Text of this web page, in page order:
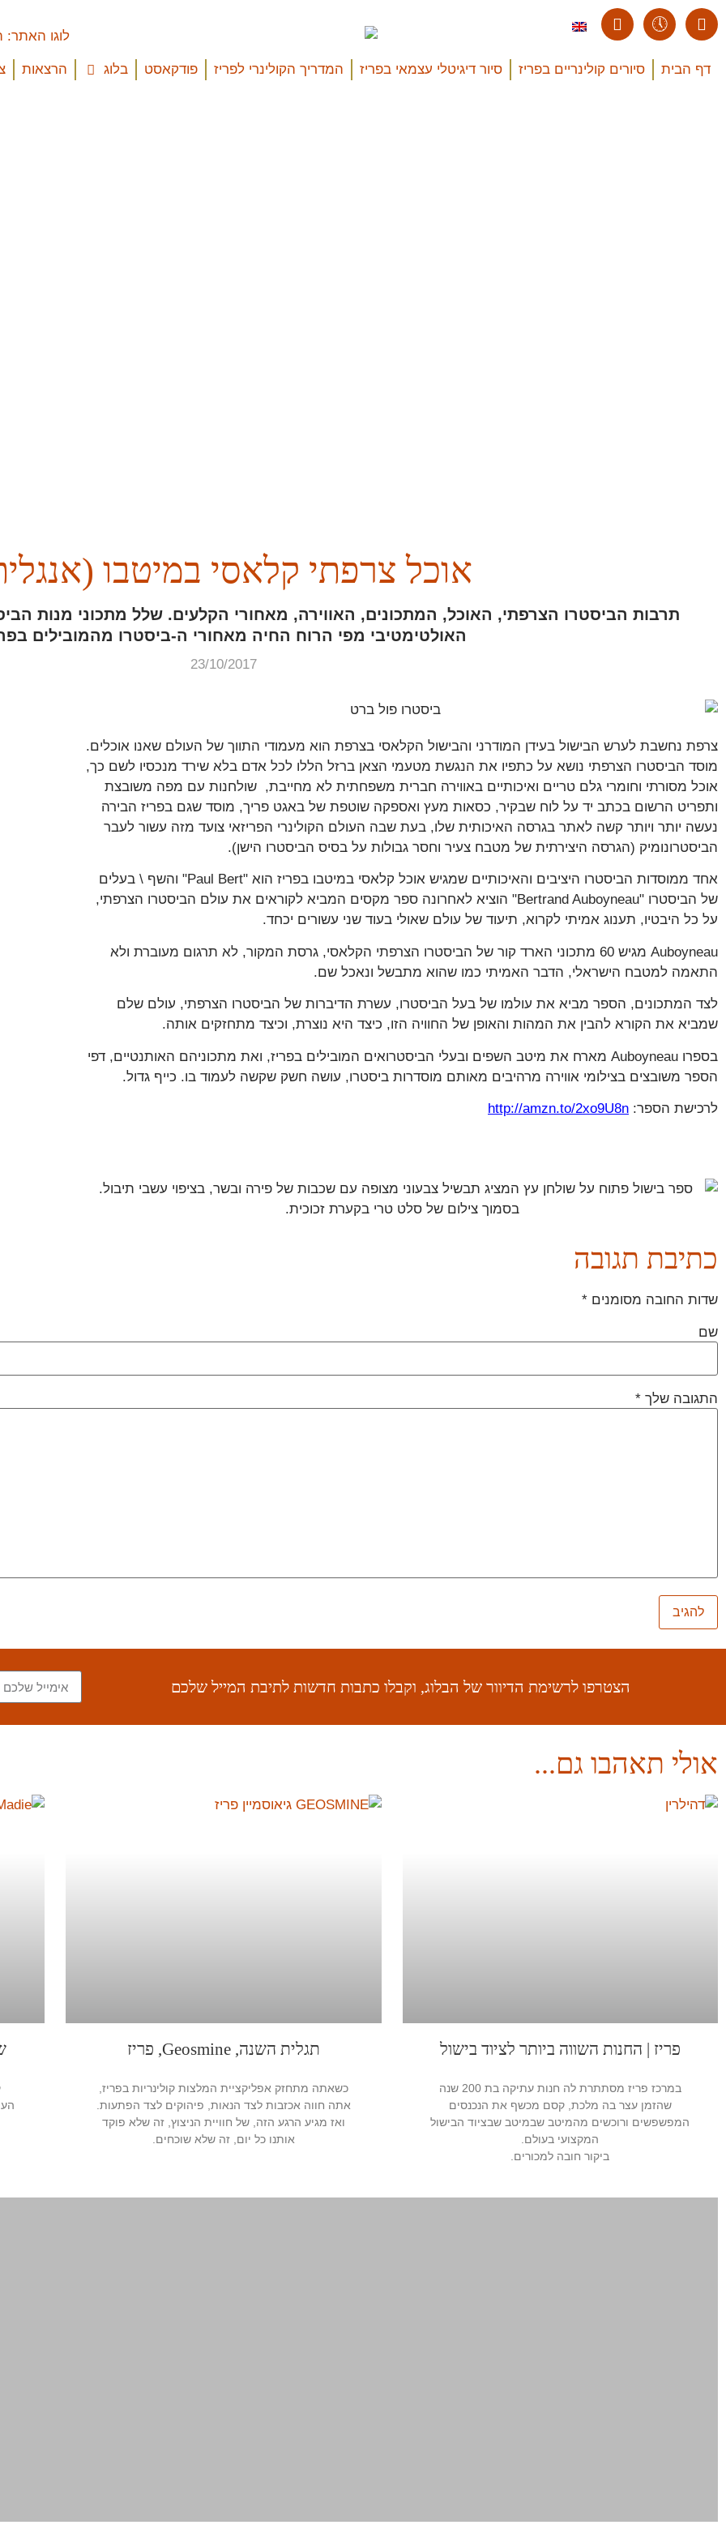
דף הבית סיורים קולינריים בפריז סיור דיגיטלי עצמאי בפריז המדריך הקולינרי לפריז פודקאסט בלוג הרצאות
אוכל צרפתי קלאסי במיטבו
תרבות הביסטרו הצרפתי, האוכל, המתכונים, האווירה, מאחורי הקלעים. שלל מתכוני מנות
האולטימטיבי מפי הרוח החיה מאחורי ה-ביסטרו מהמובילים
23/10/2017
צרפת נחשבת לערש הבישול בעידן המודרני והבישול הקלאסי בצרפת הוא מעמודי התווך של העולם שאנו אוכלים.
מוסד הביסטרו הצרפתי נושא על כתפיו את הנגשת מטעמי הצאן ברזל הללו לכל אדם בלא שירד מנכסיו לשם כך,
אוכל מסורתי וחומרי גלם טריים ואיכותיים באווירה חברית משפחתית לא מחייבת, שולחנות עם מפה משובצת
ותפריט הרשום בכתב יד על לוח שבקיר, כסאות מעץ ואספקה שוטפת של באגט פריך, מוסד שגם בפריז הבירה
נעשה יותר ויותר קשה לאתר בגרסה האיכותית שלו, בעת שבה העולם הקולינרי הפריזאי צועד מזה עשור לעבר
הביסטרונומיק (הגרסה היצירתית של מטבח צעיר וחסר גבולות על בסיס הביסטרו הישן).
אחד ממוסדות הביסטרו היציבים והאיכותיים שמגיש אוכל קלאסי במיטבו בפריז הוא "Paul Bert" והשף \ בעלים
של הביסטרו "Bertrand Auboyneau" הוציא לאחרונה ספר מקסים המביא לקוראים את עולם הביסטרו הצרפתי,
על כל היבטיו, תענוג אמיתי לקרוא, תיעוד של עולם שאולי בעוד שני עשורים יכחד.
Auboyneau מגיש 60 מתכוני הארד קור של הביסטרו הצרפתי הקלאסי, גרסת המקור, לא תרגום מעוברת ולא
התאמה למטבח הישראלי, הדבר האמיתי כמו שהוא מתבשל ונאכל שם.
לצד המתכונים, הספר מביא את עולמו של בעל הביסטרו, עשרת הדיברות של הביסטרו הצרפתי, עולם שלם
שמביא את הקורא להבין את המהות והאופן של החוויה הזו, כיצד היא נוצרת, וכיצד מתחזקים אותה.
בספרו Auboyneau מארח את מיטב השפים ובעלי הביסטרואים המובילים בפריז, ואת מתכוניהם האותנטיים, דפי
הספר משובצים בצילומי אווירה מרהיבים מאותם מוסדרות ביסטרו, עושה חשק שקשה לעמוד בו. כייף גדול.
לרכישת הספר: http://amzn.to/2xo9U8n
כתיבת תגובה
שדות החובה מסומנים *
שם
התגובה שלך *
הצטרפו לרשימת הדיוור של הבלוג, וקבלו כתבות חדשות לתיבת המייל שלכם
אולי תאהבו גם...
פריז | החנות השווה ביותר לציוד בישול
במרכז פריז מסתתרת לה חנות עתיקה בת 200 שנה
שהזמן עצר בה מלכת, קסם מכשף את הנכנסים
המפשפשים ורוכשים מהמיטב שבמיטב שבציוד הבישול
המקצועי בעולם.
ביקור חובה למכורים.
תגלית השנה, Geosmine, פריז
כשאתה מתחזק אפליקציית המלצות קולינריות בפריז,
אתה חווה אכזבות לצד הנאות, פיהוקים לצד הפתעות.
ואז מגיע הרגע הזה, של חוויית הניצוץ, זה שלא פוקד
אותנו כל יום, זה שלא שוכחים.